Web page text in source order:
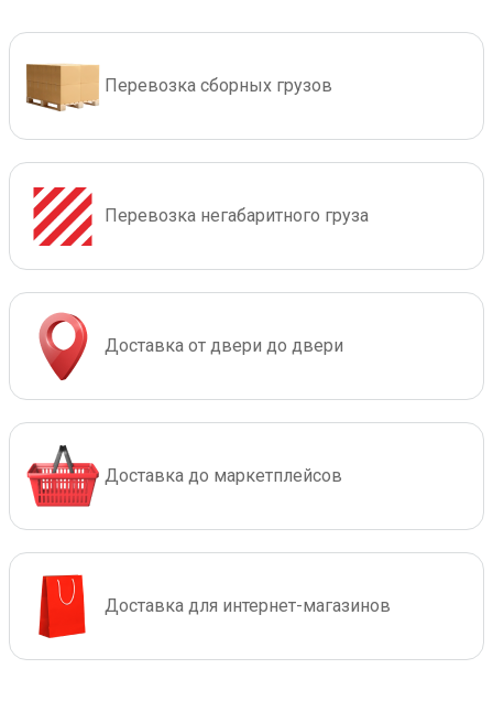
Перевозка сборных грузов
Перевозка негабаритного груза
Доставка от двери до двери
Доставка до маркетплейсов
Доставка для интернет-магазинов